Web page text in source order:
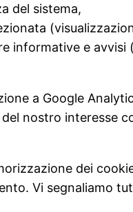
del sistema,
informative e
a Google
nostro interesse
dei
Vi segnaliamo